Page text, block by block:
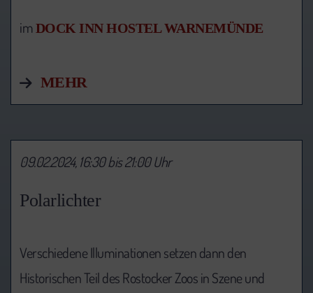
imDOCK INN HOSTEL WARNEMÜNDE
MEHR
Polarlichter
09.02.2024, 16:30 bis 21:00 Uhr
Verschiedene Illuminationen setzen dann den
Historischen Teil des Rostocker Zoos in Szene und